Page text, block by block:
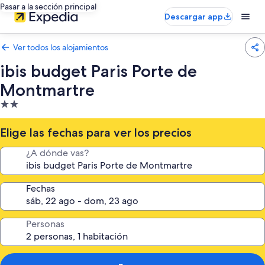
Pasar a la sección principal
Descargar app
Ver todos los alojamientos
ibis budget Paris Porte de
Montmartre
Alojamiento
de
2.0 estrellas
Elige las fechas para ver los precios
¿A dónde vas?
Fechas
Personas